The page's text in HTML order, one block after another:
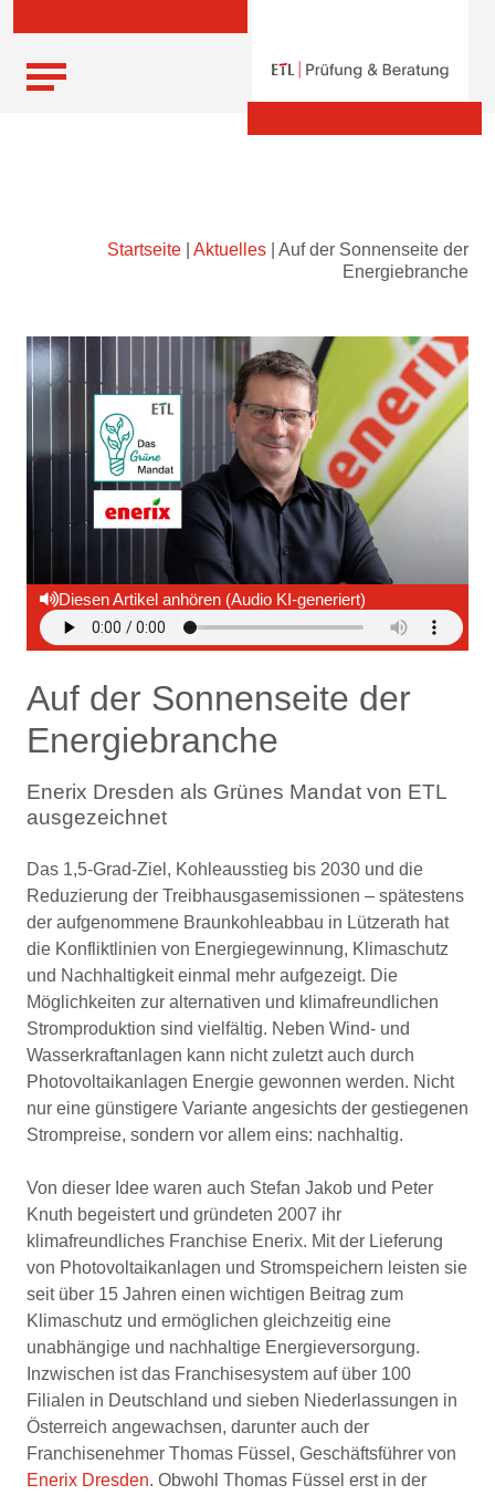
Startseite Aktuelles
Auf der Sonnenseite der
Energiebranche
Diesen Artikel anhören (Audio KI-generiert)
Auf der Sonnenseite der
Energiebranche
Enerix Dresden als Grünes Mandat von ETL
ausgezeichnet
Das 1,5-Grad-Ziel, Kohleausstieg bis 2030 und die
Reduzierung der Treibhausgasemissionen – spätestens
der aufgenommene Braunkohleabbau in Lützerath hat
die Konfliktlinien von Energiegewinnung, Klimaschutz
und Nachhaltigkeit einmal mehr aufgezeigt. Die
Möglichkeiten zur alternativen und klimafreundlichen
Stromproduktion sind vielfältig. Neben Wind- und
Wasserkraftanlagen kann nicht zuletzt auch durch
Photovoltaikanlagen Energie gewonnen werden. Nicht
nur eine günstigere Variante angesichts der gestiegenen
Strompreise, sondern vor allem eins: nachhaltig.
Von dieser Idee waren auch Stefan Jakob und Peter
Knuth begeistert und gründeten 2007 ihr
klimafreundliches Franchise Enerix. Mit der Lieferung
von Photovoltaikanlagen und Stromspeichern leisten sie
seit über 15 Jahren einen wichtigen Beitrag zum
Klimaschutz und ermöglichen gleichzeitig eine
unabhängige und nachhaltige Energieversorgung.
Inzwischen ist das Franchisesystem auf über 100
Filialen in Deutschland und sieben Niederlassungen in
Österreich angewachsen, darunter auch der
Franchisenehmer Thomas Füssel, Geschäftsführer von
Enerix Dresden. Obwohl Thomas Füssel erst in der